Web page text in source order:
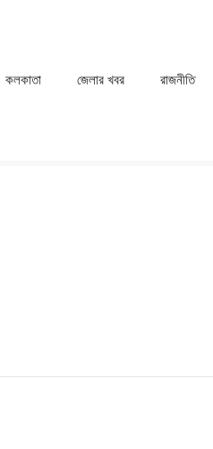
কলকাতা ⁠⁠জেলার খবর রাজনীতি